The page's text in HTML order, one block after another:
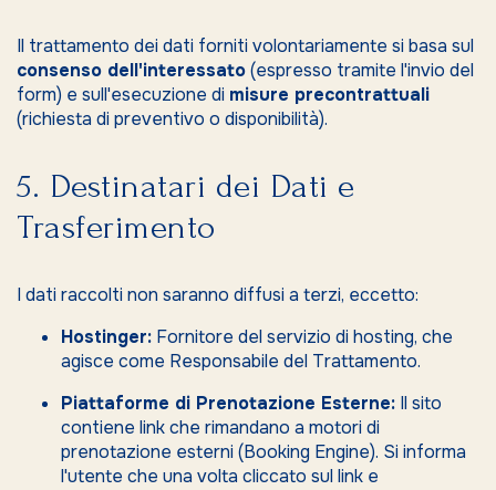
Il trattamento dei dati forniti volontariamente si basa sul
consenso dell'interessato(espresso tramite l'invio del
form) e sull'esecuzione di misure precontrattuali
(richiesta di preventivo o disponibilità).
5. Destinatari dei Dati e
Trasferimento
I dati raccolti non saranno diffusi a terzi, eccetto:
Hostinger: Fornitore del servizio di hosting, che
agisce come Responsabile del Trattamento.
Piattaforme di Prenotazione Esterne: Il sito
contiene link che rimandano a motori di
prenotazione esterni (Booking Engine). Si informa
l'utente che una volta cliccato sul link e